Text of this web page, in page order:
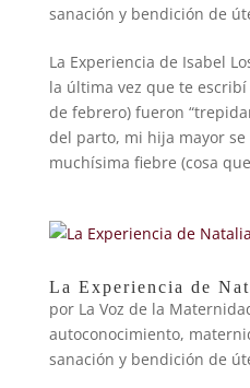
sanación y bendición de
La Experiencia de Isabel
la última vez que te
de febrero) fueron
del parto, mi hija mayor
muchísima fiebre (cosa
La Experiencia de
por La Voz de la
autoconocimiento,
sanación y bendición de